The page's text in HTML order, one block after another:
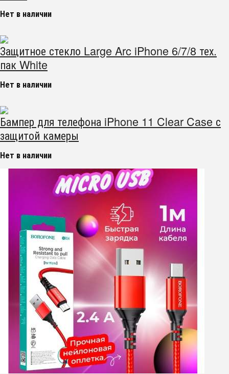
Нет в наличии
Защитное стекло Large Arc iPhone 6/7/8 тех.
пак White
Нет в наличии
Бампер для телефона iPhone 11 Clear Case с
защитой камеры
Нет в наличии